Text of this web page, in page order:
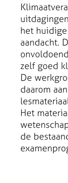
het
aandacht.
zelf goed
De
daarom
Het
de